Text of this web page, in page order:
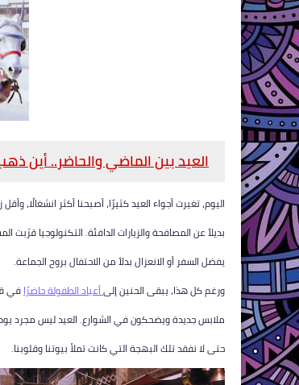
العيد بين الماضي والحاضر.. أين
اليوم، تغيرت أجواء العيد كثيرًا، أصبحنا أكثر انشغالًا،
بديلاً عن المصافحة والزيارات الدافئة. التكنولوجيا
يفضل السفر أو الانعزال بدلاً من الاحتفال بروح الجماعة.
ورغم كل هذا، يبقى الحنين إلىأعياد الطفولة حاضرًافي
ملابس جديدة ويضحكون في الشوارع. العيد ليس مجرد
حتى لا نفقد تلك البهجة التي كانت تملأ بيوتنا وقلوبنا.